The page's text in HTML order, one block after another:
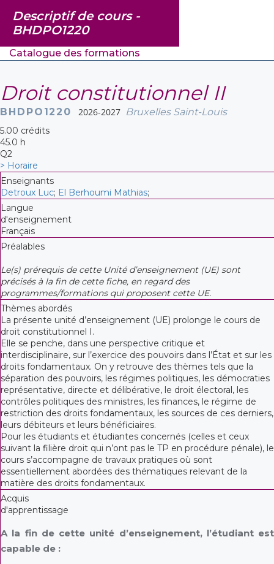
Descriptif de cours -
BHDPO1220
Catalogue des formations
Droit constitutionnel II
BHDPO1220 2026-2027 Bruxelles Saint-Louis
5.00 crédits
45.0 h
Q2
> Horaire
Enseignants
Detroux Luc; El Berhoumi Mathias;
Langue
d'enseignement
Français
Préalables
Le(s) prérequis de cette Unité d’enseignement (UE) sont
précisés à la fin de cette fiche, en regard des
programmes/formations qui proposent cette UE.
Thèmes abordés
La présente unité d’enseignement (UE) prolonge le cours de
droit constitutionnel I.
Elle se penche, dans une perspective critique et
interdisciplinaire, sur l’exercice des pouvoirs dans l’État et sur les
droits fondamentaux. On y retrouve des thèmes tels que la
séparation des pouvoirs, les régimes politiques, les démocraties
représentative, directe et délibérative, le droit électoral, les
contrôles politiques des ministres, les finances, le régime de
restriction des droits fondamentaux, les sources de ces derniers,
leurs débiteurs et leurs bénéficiaires.
Pour les étudiants et étudiantes concernés (celles et ceux
suivant la filière droit qui n’ont pas le TP en procédure pénale), le
cours s’accompagne de travaux pratiques où sont
essentiellement abordées des thématiques relevant de la
matière des droits fondamentaux.
Acquis
d'apprentissage
A la fin de cette unité d’enseignement, l’étudiant est
capable de :